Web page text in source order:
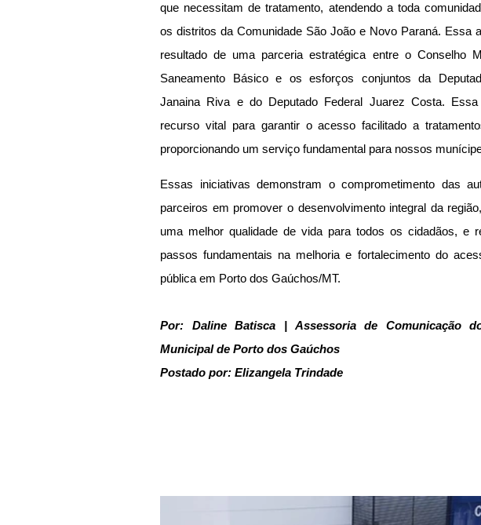
que necessitam de tratamento, atendendo a toda
os distritos da Comunidade São João e Novo Paraná. Essa
resultado de uma parceria estratégica entre o Conselho
Saneamento Básico e os esforços conjuntos da
Janaina Riva e do Deputado Federal Juarez Costa.
recurso vital para garantir o acesso facilitado a
proporcionando um serviço fundamental para nossos
Essas iniciativas demonstram o comprometimento das
parceiros em promover o desenvolvimento integral da
uma melhor qualidade de vida para todos os cidadãos, e
passos fundamentais na melhoria e fortalecimento do
pública em Porto dos Gaúchos/MT.
Por: Daline Batisca | Assessoria de Comunicação
Municipal de Porto dos Gaúchos
Postado por: Elizangela Trindade